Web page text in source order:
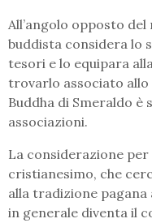
All’angolo opposto
buddista considera lo
tesori e lo equipara
trovarlo associato allo
Buddha di Smeraldo è
associazioni.
La considerazione
cristianesimo, che
alla tradizione pagana
in generale diventa il